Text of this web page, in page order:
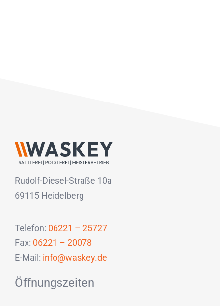
Rudolf-Diesel-Straße 10a
69115 Heidelberg
Telefon: 06221 – 25727
Fax: 06221 – 20078
E-Mail: info@waskey.de
Öffnungszeiten